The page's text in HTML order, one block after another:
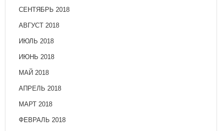
СЕНТЯБРЬ 2018
АВГУСТ 2018
ИЮЛЬ 2018
ИЮНЬ 2018
МАЙ 2018
АПРЕЛЬ 2018
МАРТ 2018
ФЕВРАЛЬ 2018